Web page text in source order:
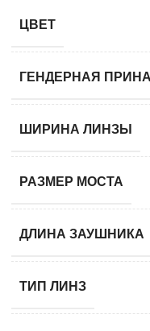
ЦВЕТ
ГЕНДЕРНАЯ
ШИРИНА ЛИНЗЫ
РАЗМЕР МОСТА
ДЛИНА ЗАУШНИКА
ТИП ЛИНЗ